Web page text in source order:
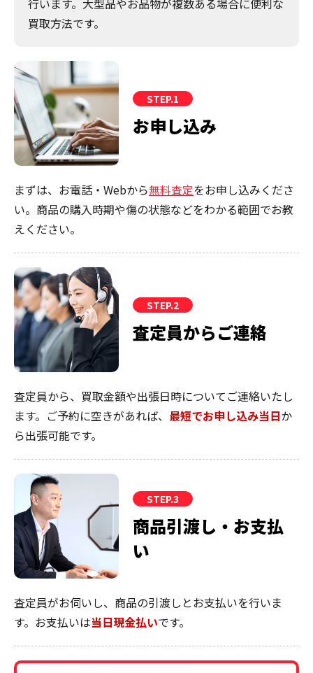
行います。大型品やお品物が複数ある場合に便利な
買取方法です。
STEP.1
お申し込み
まずは、お電話・Webから無料査定をお申し込みくださ
い。商品の購入時期や傷の状態などをわかる範囲でお教
えください。
STEP.2
査定員からご連絡
査定員から、買取金額や出張日時についてご連絡いたし
ます。ご予約に空きがあれば、 最短でお申し込み当日か
ら出張可能です。
STEP.3
商品引渡し・お支払
い
査定員がお伺いし、商品の引渡しとお支払いを行いま
す。お支払いは当日現金払いです。